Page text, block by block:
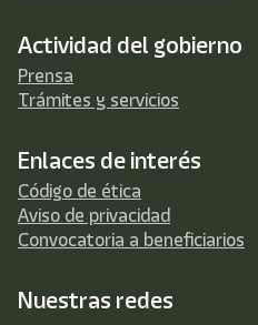
Actividad del gobierno
Prensa
Trámites y servicios
Enlaces de interés
Código de ética
Aviso de privacidad
Convocatoria a beneficiarios
Nuestras redes